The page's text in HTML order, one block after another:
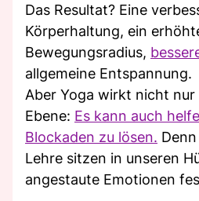
Das Resultat? Eine
Körperhaltung, ein
Bewegungsradius,
allgemeine Entspannung.
Aber Yoga wirkt nicht
Ebene: Es kann auch
Blockaden zu lösen.
Lehre sitzen in unseren
angestaute Emotionen